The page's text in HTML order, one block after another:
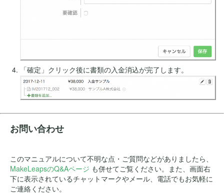
「確定」クリック後に書類の入金消込が完了します。
お問い合わせ
このマニュアルについて不明な点・ご質問などがありましたら、
MakeLeapsのQ&Aページ も併せてご覧ください。また、画面右
下に表示されているチャットマークやメール、電話でもお気軽に
ご連絡ください。